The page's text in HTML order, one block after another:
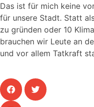
Das ist für mich keine
für unsere Stadt. Statt
zu gründen oder 10
brauchen wir Leute an
und vor allem Tatkraft